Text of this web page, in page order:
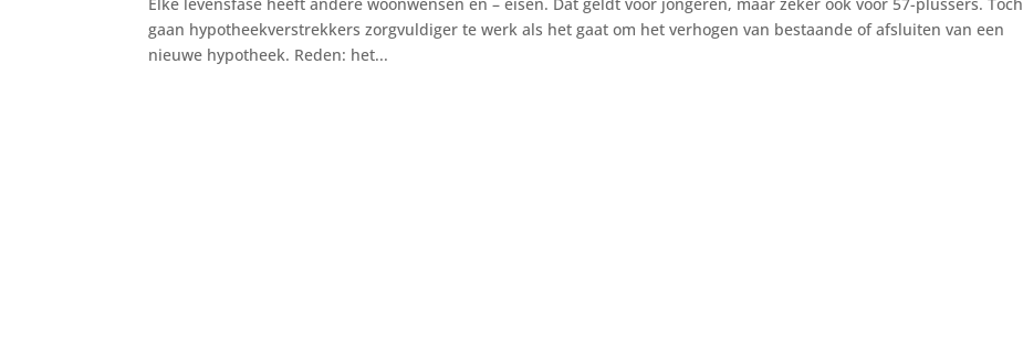
gaan hypotheekverstrekkers zorgvuldiger te werk als het gaat om het verhogen van bestaande of afsluiten van een
nieuwe hypotheek. Reden: het...